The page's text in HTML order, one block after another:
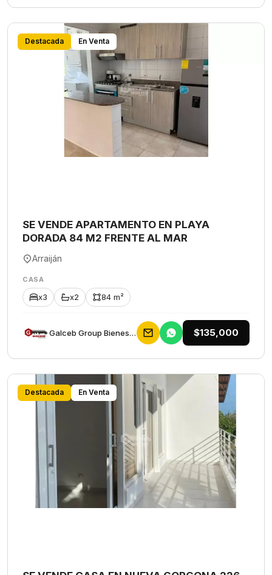
Destacada En Venta
SE VENDE APARTAMENTO EN PLAYA
DORADA 84 M2 FRENTE AL MAR
Arraiján
CASA
x3 x2 84 m²
Galceb Group Bienes Raices $135,000
Destacada En Venta